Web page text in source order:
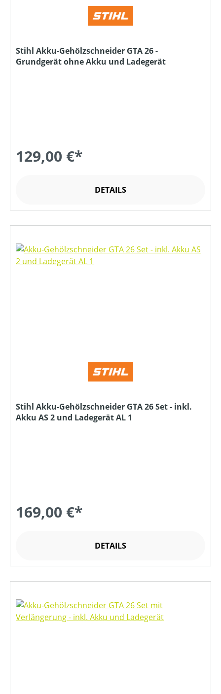
Stihl Akku-Gehölzschneider GTA 26 -
Grundgerät ohne Akku und Ladegerät
129,00 €*
DETAILS
Stihl Akku-Gehölzschneider GTA 26 Set - inkl.
Akku AS 2 und Ladegerät AL 1
169,00 €*
DETAILS